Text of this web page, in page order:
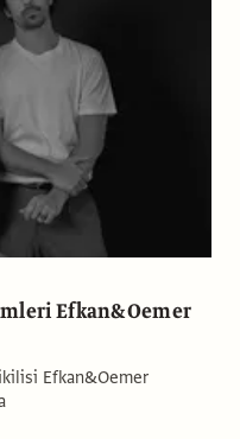
Efkan&Oemer
Efkan&Oemer